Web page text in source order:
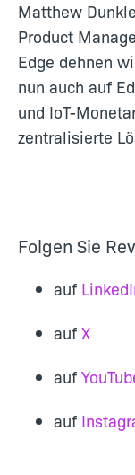
Matthew
Product
Edge dehnen
nun auch auf
und IoT-
zentralisierte
Folgen Sie
auf
auf X
auf
auf